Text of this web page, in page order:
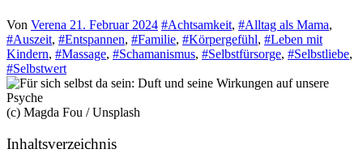
Von Verena 21. Februar 2024 #Achtsamkeit, #Alltag als Mama,
#Auszeit, #Entspannen, #Familie, #Körpergefühl, #Leben mit
Kindern, #Massage, #Schamanismus, #Selbstfürsorge, #Selbstliebe,
#Selbstwert
(c) Magda Fou / Unsplash
Inhaltsverzeichnis